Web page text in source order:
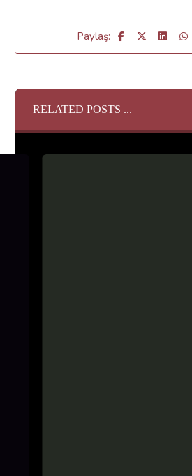
RELATED POSTS ...